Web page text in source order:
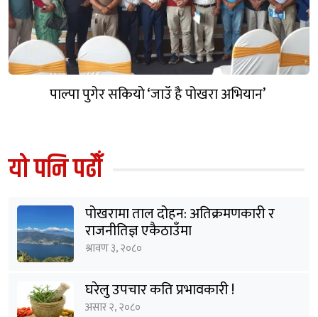
पाल्पा पुगेर सकियाे ‘जाउँ है पोखरा अभियान’
यो पनि पढौँ
पोखरामा ताल दोहन: अतिक्रमणकारी र
राजनीतिज्ञ एकैठाउँमा
श्रावण ३, २०८०
घरेलु उपचार कति प्रभावकारी !
असार २, २०८०